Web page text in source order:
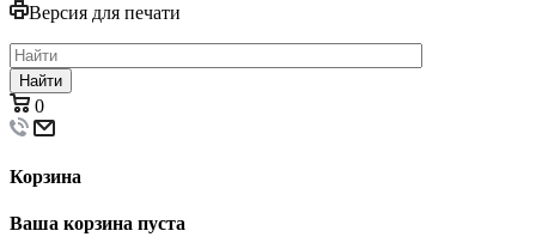
Версия для печати
Найти
0
Корзина
Ваша корзина пуста